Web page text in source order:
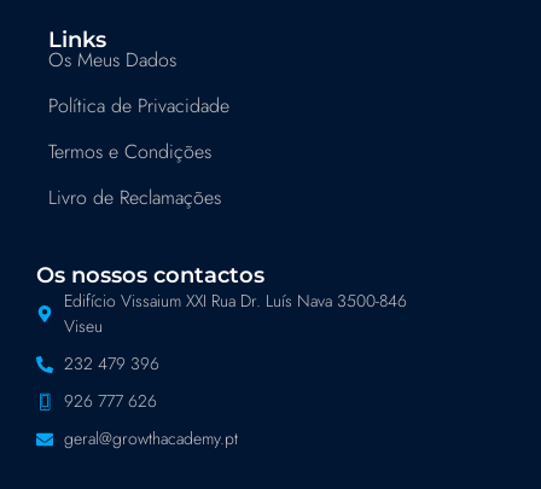
Links
Os Meus Dados
Política de Privacidade
Termos e Condições
Livro de Reclamações
Os nossos contactos
Edifício Vissaium XXI Rua Dr. Luís Nava 3500-846
Viseu
232 479 396
926 777 626
geral@growthacademy.pt